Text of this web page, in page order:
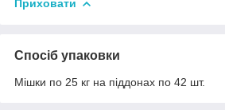
Приховати
Спосіб упаковки
Мішки по 25 кг на піддонах по 42 шт.